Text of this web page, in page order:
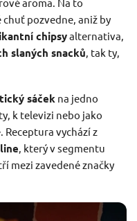
chuť pozvedne, aniž by
chipsyalternativa,
slaných snacků, tak ty,
sáček na jedno
k televizi nebo jako
Receptura vychází z
, který v segmentu
mezi zavedené značky